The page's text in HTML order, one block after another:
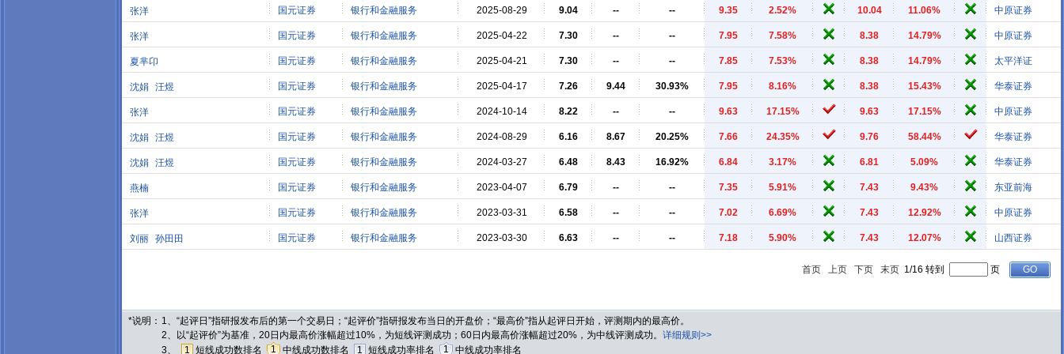
张洋 国元证券 银行和金融服务 2025-08-29 9.04 -- -- 9.35 2.52% 10.04 11.06% 中原证券
张洋 国元证券 银行和金融服务 2025-04-22 7.30 -- -- 7.95 7.58% 8.38 14.79% 中原证券
夏芈卬 国元证券 银行和金融服务 2025-04-21 7.30 -- -- 7.85 7.53% 8.38 14.79% 太平洋证
沈娟 汪煜 国元证券 银行和金融服务 2025-04-17 7.26 9.44 30.93% 7.95 8.16% 8.38 15.43% 华泰证券
张洋 国元证券 银行和金融服务 2024-10-14 8.22 -- -- 9.63 17.15% 9.63 17.15% 中原证券
沈娟 汪煜 国元证券 银行和金融服务 2024-08-29 6.16 8.67 20.25% 7.66 24.35% 9.76 58.44% 华泰证券
沈娟 汪煜 国元证券 银行和金融服务 2024-03-27 6.48 8.43 16.92% 6.84 3.17% 6.81 5.09% 华泰证券
燕楠 国元证券 银行和金融服务 2023-04-07 6.79 -- -- 7.35 5.91% 7.43 9.43% 东亚前海
张洋 国元证券 银行和金融服务 2023-03-31 6.58 -- -- 7.02 6.69% 7.43 12.92% 中原证券
刘丽 孙田田 国元证券 银行和金融服务 2023-03-30 6.63 -- -- 7.18 5.90% 7.43 12.07% 山西证券
首页 上页 下页 末页 1/16 转到 页
*说明： 1、“起评日”指研报发布后的第一个交易日；“起评价”指研报发布当日的开盘价；“最高价”指从起评日开始，评测期内的最高价。
2、以“起评价”为基准，20日内最高价涨幅超过10%，为短线评测成功；60日内最高价涨幅超过20%，为中线评测成功。 详细规则>>
3、
1 短线成功数排名 1 中线成功数排名 1 短线成功率排名 1 中线成功率排名